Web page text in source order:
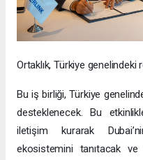
Ortaklık, Türkiye genelindeki
Bu iş birliği, Türkiye
desteklenecek. Bu
iletişim kurarak
ekosistemini tanıtacak ve